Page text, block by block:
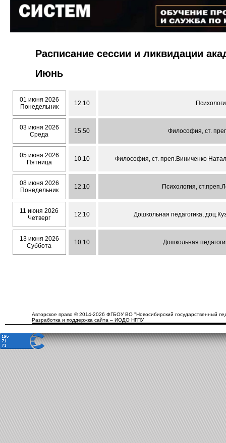
Расписание сессии и ликвидации
Июнь
01 июня 2026
Понедельник
12.10
03 июня 2026
Среда
15.50 Философия, ст.
05 июня 2026
Пятница
10.10 Философия, ст. преп.Виниченко
08 июня 2026
Понедельник
12.10 Психология,
11 июня 2026
Четверг
12.10 Дошкольная педагогика,
13 июня 2026
Суббота
10.10 Дошкольная
Авторское право © 2014-2026 ФГБОУ ВО "Новосибирский государственный
Разработка и поддержка сайта – ИОДО НГПУ